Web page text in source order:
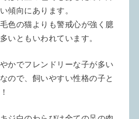
傾向にあります。
色の猫よりも警戒心が強く臆
いともいわれています。
かでフレンドリーな子が多い
ので、飼いやすい性格の子と